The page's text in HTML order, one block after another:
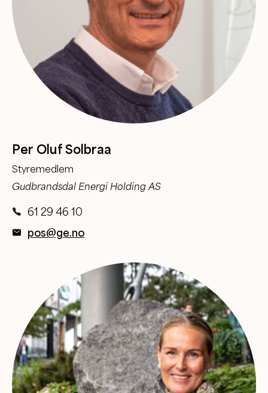
Per Oluf Solbraa
Styremedlem
Gudbrandsdal Energi Holding AS
61 29 46 10
pos@ge.no